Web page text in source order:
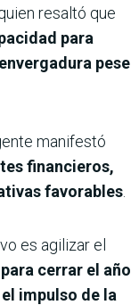
resaltó que
para
pese
manifestó
financieros,
favorables
es agilizar el
para cerrar el año
impulso de la